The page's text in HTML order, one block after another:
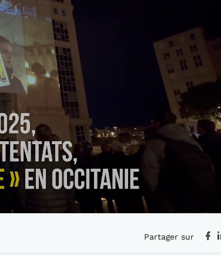
Partager sur